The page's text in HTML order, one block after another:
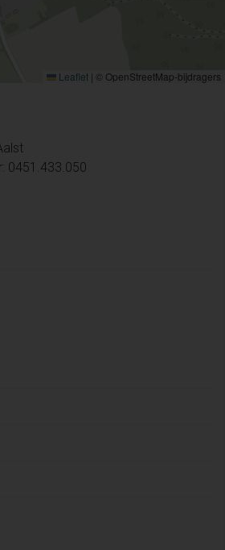
Leaflet | © OpenStreetMap-bijdragers
0451.433.050